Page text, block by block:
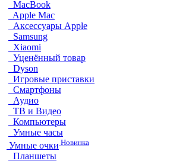
MacBook
Apple Mac
Аксессуары Apple
Samsung
Xiaomi
Уценённый товар
Dyson
Игровые приставки
Смартфоны
Аудио
ТВ и Видео
Компьютеры
Умные часы
Умные очки Новинка
Планшеты